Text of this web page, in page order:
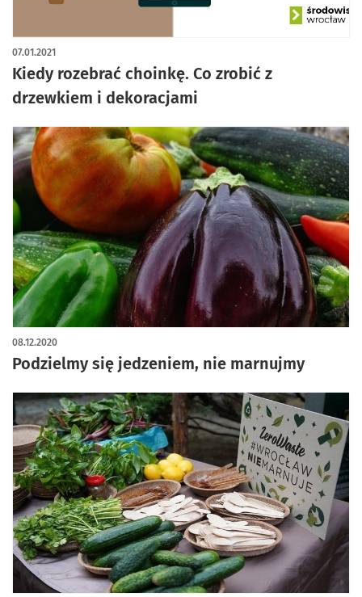
Kiedy rozebrać choinkę. Co zrobić z
drzewkiem i dekoracjami
07.01.2021
Podzielmy się jedzeniem, nie marnujmy
08.12.2020